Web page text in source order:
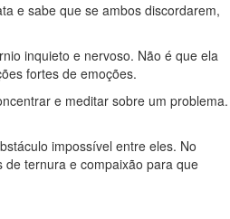
e sabe que se ambos discordarem,
inquieto e nervoso. Não é que ela
fortes de emoções.
e meditar sobre um problema.
impossível entre eles. No
ternura e compaixão para que